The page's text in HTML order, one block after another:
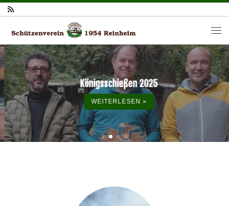
Zum Inhalt springen
Königsschießen 2025
WEITERLESEN »